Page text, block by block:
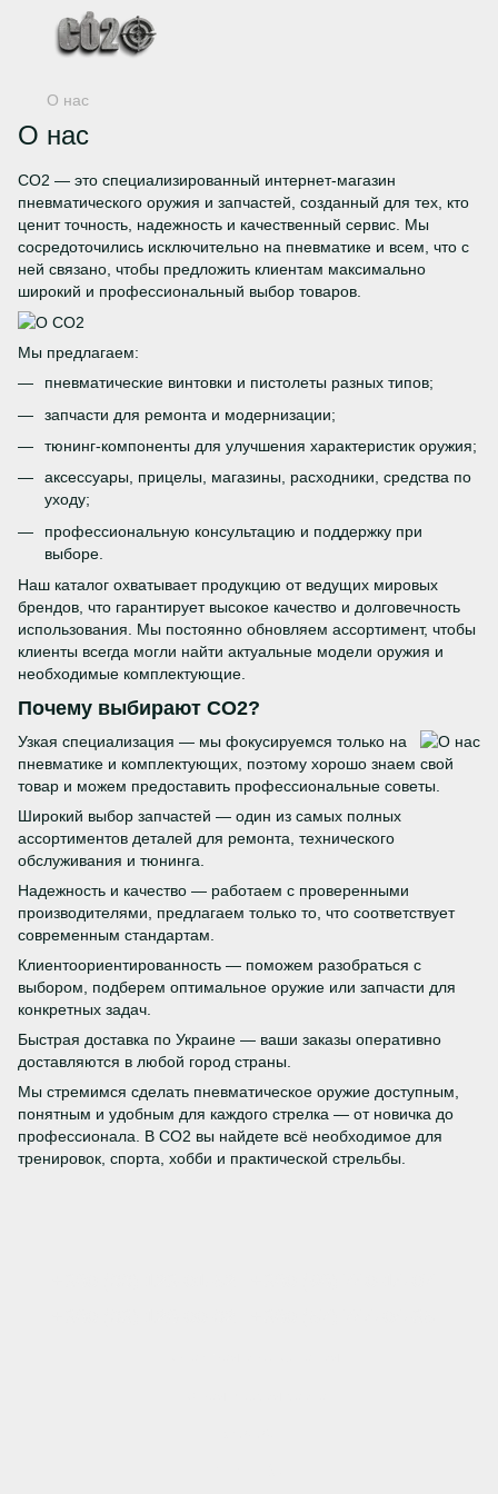
О нас
О нас
CO2 — это специализированный интернет-магазин
пневматического оружия и запчастей, созданный для тех, кто
ценит точность, надежность и качественный сервис. Мы
сосредоточились исключительно на пневматике и всем, что с
ней связано, чтобы предложить клиентам максимально
широкий и профессиональный выбор товаров.
Мы предлагаем:
пневматические винтовки и пистолеты разных типов;
запчасти для ремонта и модернизации;
тюнинг-компоненты для улучшения характеристик оружия;
аксессуары, прицелы, магазины, расходники, средства по
уходу;
профессиональную консультацию и поддержку при
выборе.
Наш каталог охватывает продукцию от ведущих мировых
брендов, что гарантирует высокое качество и долговечность
использования. Мы постоянно обновляем ассортимент, чтобы
клиенты всегда могли найти актуальные модели оружия и
необходимые комплектующие.
Почему выбирают CO2?
Узкая специализация — мы фокусируемся только на
пневматике и комплектующих, поэтому хорошо знаем свой
товар и можем предоставить профессиональные советы.
Широкий выбор запчастей — один из самых полных
ассортиментов деталей для ремонта, технического
обслуживания и тюнинга.
Надежность и качество — работаем с проверенными
производителями, предлагаем только то, что соответствует
современным стандартам.
Клиентоориентированность — поможем разобраться с
выбором, подберем оптимальное оружие или запчасти для
конкретных задач.
Быстрая доставка по Украине — ваши заказы оперативно
доставляются в любой город страны.
Мы стремимся сделать пневматическое оружие доступным,
понятным и удобным для каждого стрелка — от новичка до
профессионала. В CO2 вы найдете всё необходимое для
тренировок, спорта, хобби и практической стрельбы.